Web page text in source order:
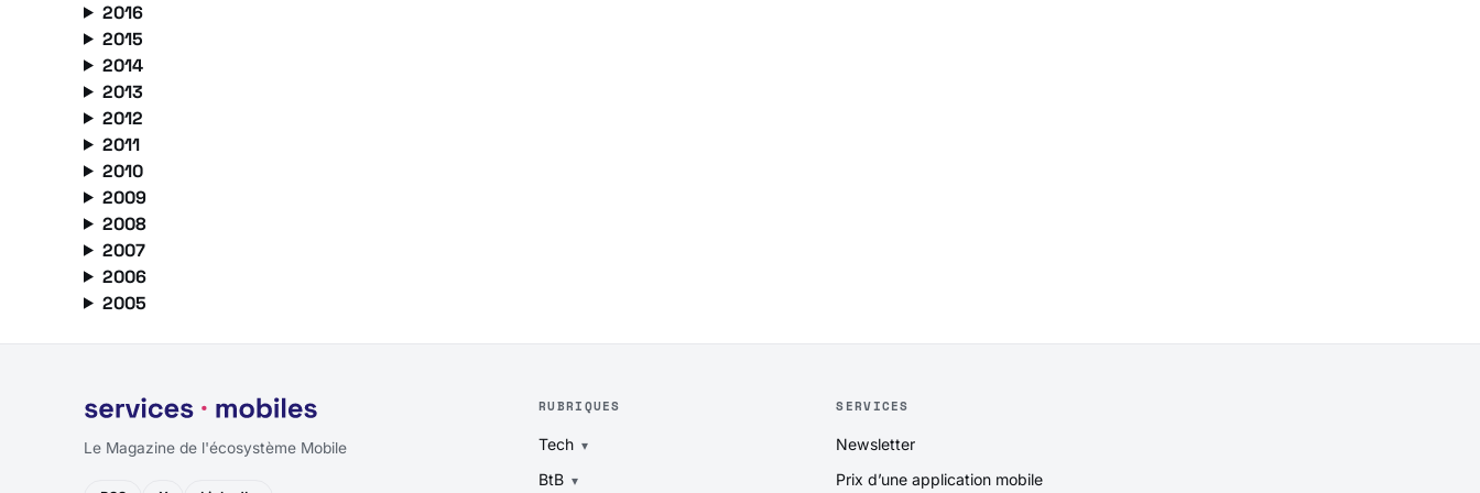
2016
2015
2014
2013
2012
2011
2010
2009
2008
2007
2006
2005
Le Magazine de l'écosystème Mobile
RUBRIQUES
Tech
BtB
SERVICES
Newsletter
Prix d’une application mobile